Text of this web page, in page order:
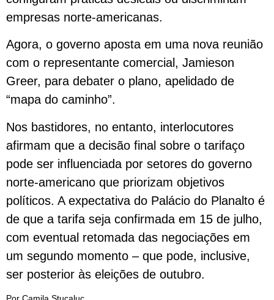
empresas norte-americanas.
Agora, o governo aposta em uma nova reunião
com o representante comercial, Jamieson
Greer, para debater o plano, apelidado de
“mapa do caminho”.
Nos bastidores, no entanto, interlocutores
afirmam que a decisão final sobre o tarifaço
pode ser influenciada por setores do governo
norte-americano que priorizam objetivos
políticos. A expectativa do Palácio do Planalto é
de que a tarifa seja confirmada em 15 de julho,
com eventual retomada das negociações em
um segundo momento – que pode, inclusive,
ser posterior às eleições de outubro.